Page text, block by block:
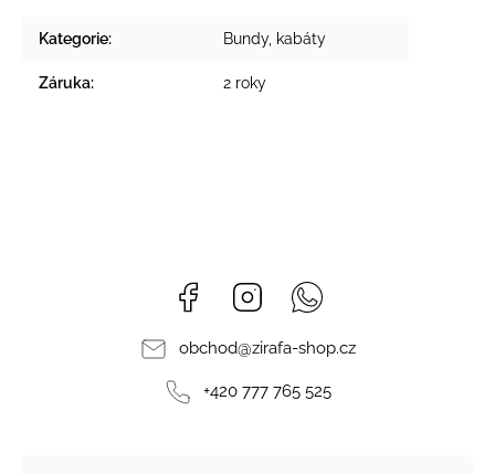
Kategorie: Bundy, kabáty
Záruka: 2 roky
Facebook Instagram
obchod@zirafa-shop.cz
+420 777 765 525